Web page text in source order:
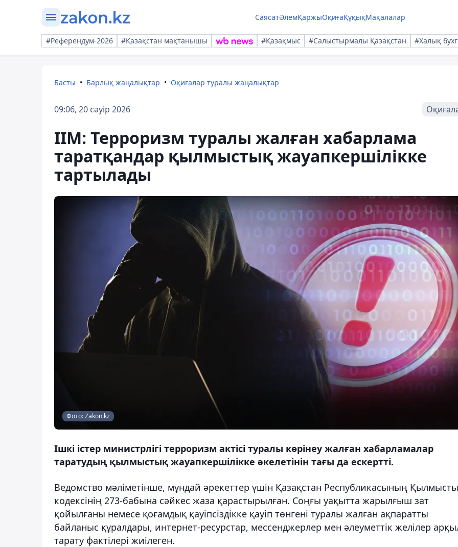
СаясатӘлемҚаржыОқиғаҚұқықМақалалар
#Референдум-2026 #Қазақстан мақтанышы #Қазақмыс #Салыстырмалы Қазақстан #Халық
Басты Барлық жаңалықтар Оқиғалар туралы жаңалықтар
09:06, 20 сәуір 2026
ІІМ: Терроризм туралы жалған хабарлама
таратқандар қылмыстық жауапкершілікке
тартылады
Фото: Zakon.kz
Ішкі істер министрлігі терроризм актісі туралы көрінеу жалған хабарламалар
таратудың қылмыстық жауапкершілікке әкелетінін тағы да ескертті.
Ведомство мәліметінше, мұндай әрекеттер үшін Қазақстан Республикасының
кодексінің 273-бабына сәйкес жаза қарастырылған. Соңғы уақытта жарылғыш зат
қойылғаны немесе қоғамдық қауіпсіздікке қауіп төнгені туралы жалған ақпаратты
байланыс құралдары, интернет-ресурстар, мессенджерлер мен әлеуметтік желілер
тарату фактілері жиілеген.